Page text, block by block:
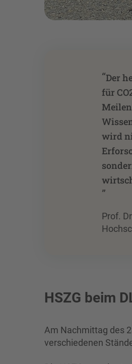
“Der
für
wird
”
Prof.
HSZG beim
Am Nachmittag des
verschiedenen